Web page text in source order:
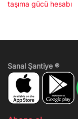
taşıma gücü hesabı
Sanal Şantiye ®